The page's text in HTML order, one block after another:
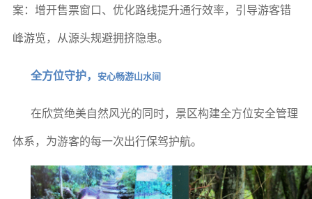
案：增开售票窗口、优化路线提升通行效率，引导游客错
峰游览，从源头规避拥挤隐患。
全方位守护， 安心畅游山水间
在欣赏绝美自然风光的同时，景区构建全方位安全管理
体系，为游客的每一次出行保驾护航。